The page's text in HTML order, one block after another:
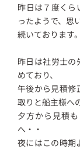
昨日は７度くら
ったようで、思
続いております。
昨日は社労士の
めており、
午後から見積修
取りと船主様へ
夕方から見積
へ・・
夜にはこの時期